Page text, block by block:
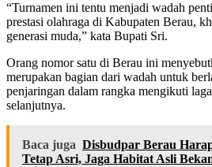
“Turnamen ini tentu menjadi wadah
prestasi olahraga di Kabupaten Berau,
generasi muda,” kata Bupati Sri.
Orang nomor satu di Berau ini
merupakan bagian dari wadah untuk
penjaringan dalam rangka mengikuti
selanjutnya.
Baca juga Disbudpar Berau
Tetap Asri, Jaga Habitat Asli